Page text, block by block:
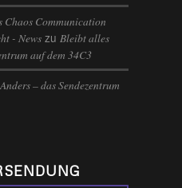
Chaos Communication
- News zuBleibt alles
auf dem 34C3
– das Sendezentrum